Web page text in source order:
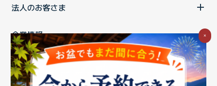
法人のお客さま
企業情報
ご利用中の方
×